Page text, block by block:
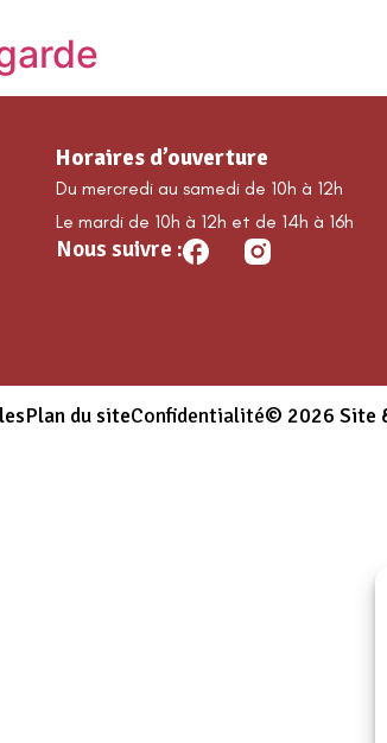
Horaires d’ouverture
Du mercredi au samedi de 10h à 12h
Le mardi de 10h à 12h et de 14h à 16h
Nous suivre :
Plan du siteConfidentialité© 2026 Site